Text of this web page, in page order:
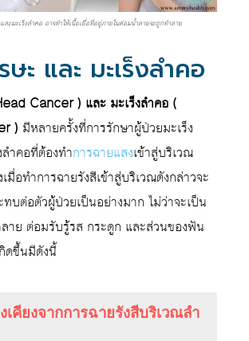
ละมะเร็งลำคอ อาจทำให้เนื้อเยื่อที่อยู่ภายในต่อมน้ำลายจะถูกทำลาย
ษะ และ มะเร็งลำคอ
Cancer ) และ มะเร็งลำคอ (
) มีหลายครั้งที่การรักษาผู้ป่วยมะเร็ง
ำคอที่ต้องทำการฉายแสงเข้าสู่บริเวณ
มื่อทำการฉายรังสีเข้าสู่บริเวณดังกล่าวจะ
ทบต่อตัวผู้ป่วยเป็นอย่างมาก ไม่ว่าจะเป็น
าย ต่อมรับรู้รส กระดูก และส่วนของฟัน
ดขึ้นมีดังนี้
เคียงจากการฉายรังสีบริเวณลำ